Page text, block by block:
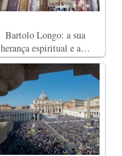
Bartolo Longo: a sua
herança espiritual e a…